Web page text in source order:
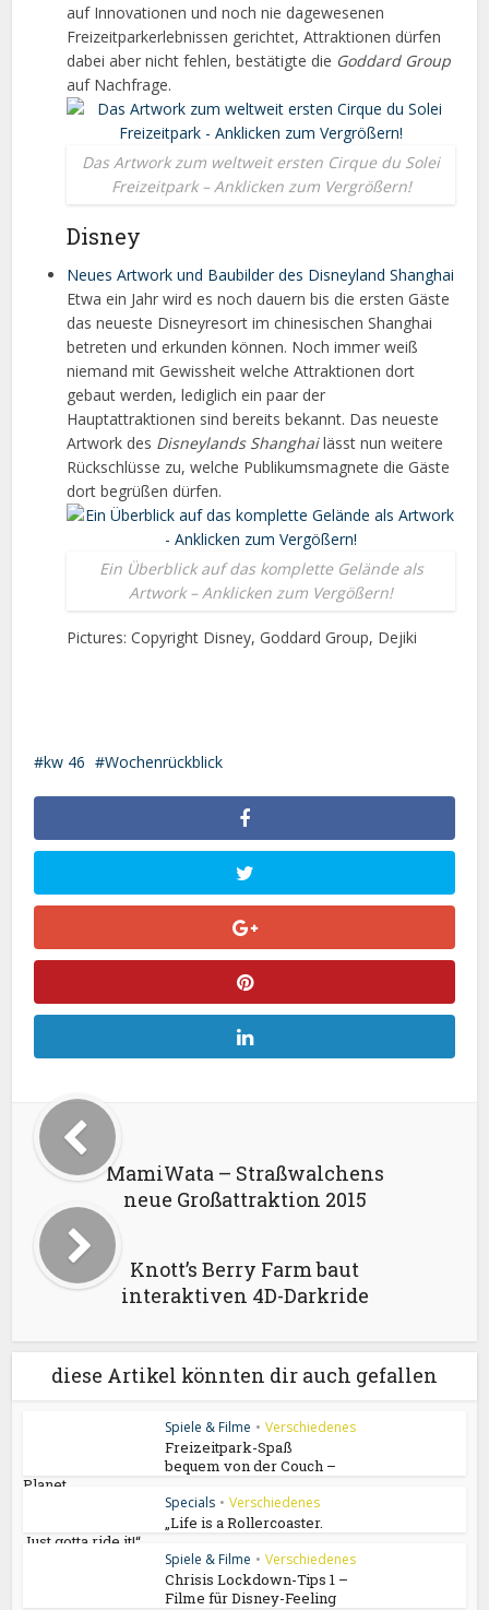
auf Innovationen und noch nie dagewesenen
Freizeitparkerlebnissen gerichtet, Attraktionen dürfen
dabei aber nicht fehlen, bestätigte die Goddard Group
auf Nachfrage.
Das Artwork zum weltweit ersten Cirque du Solei
Freizeitpark – Anklicken zum Vergrößern!
Disney
Neues Artwork und Baubilder des Disneyland Shanghai
Etwa ein Jahr wird es noch dauern bis die ersten Gäste
das neueste Disneyresort im chinesischen Shanghai
betreten und erkunden können. Noch immer weiß
niemand mit Gewissheit welche Attraktionen dort
gebaut werden, lediglich ein paar der
Hauptattraktionen sind bereits bekannt. Das neueste
Artwork des Disneylands Shanghailässt nun weitere
Rückschlüsse zu, welche Publikumsmagnete die Gäste
dort begrüßen dürfen.
Ein Überblick auf das komplette Gelände als
Artwork – Anklicken zum Vergößern!
Pictures: Copyright Disney, Goddard Group, Dejiki
kw 46 Wochenrückblick
MamiWata – Straßwalchens
neue Großattraktion 2015
Knott’s Berry Farm baut
interaktiven 4D-Darkride
diese Artikel könnten dir auch gefallen
Spiele & Filme • Verschiedenes
Freizeitpark-Spaß
bequem von der Couch –
Planet...
Specials • Verschiedenes
„Life is a Rollercoaster.
Just gotta ride it!“
Spiele & Filme • Verschiedenes
Chrisis Lockdown-Tips 1 –
Filme für Disney-Feeling